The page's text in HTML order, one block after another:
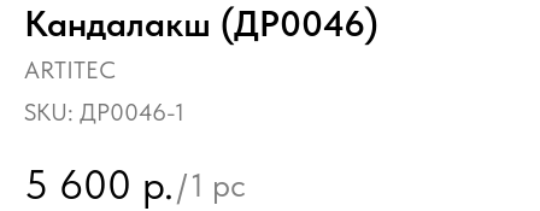
Кандалакш (ДР0046)
ARTITEC
SKU: ДР0046-1
5 600 р./1 pc